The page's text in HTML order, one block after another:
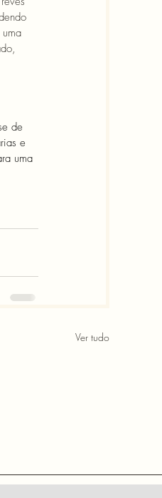
de
e
uma
Ver tudo